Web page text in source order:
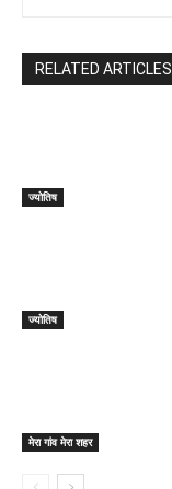
RELATED ARTICLES
ज्योतिष
ज्योतिष
मेरा गांव मेरा शहर